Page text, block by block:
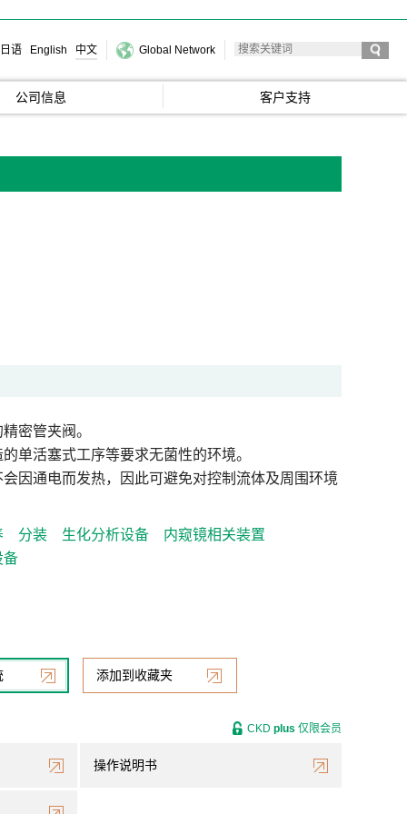
日语 English 中文 Global Network
公司信息 客户支持
密管夹阀。
单活塞式工序等要求无菌性的环境。
因通电而发热，因此可避免对控制流体及周围环境
分装 生化分析设备
内窥镜相关装置
备
添加到收藏夹
操作说明书
CKD plus 仅限会员